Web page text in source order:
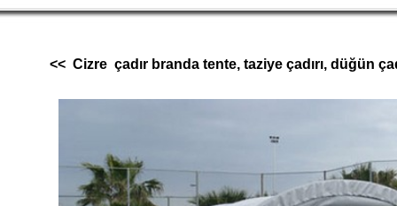
<< Cizre çadır branda tente, taziye çadırı, düğün